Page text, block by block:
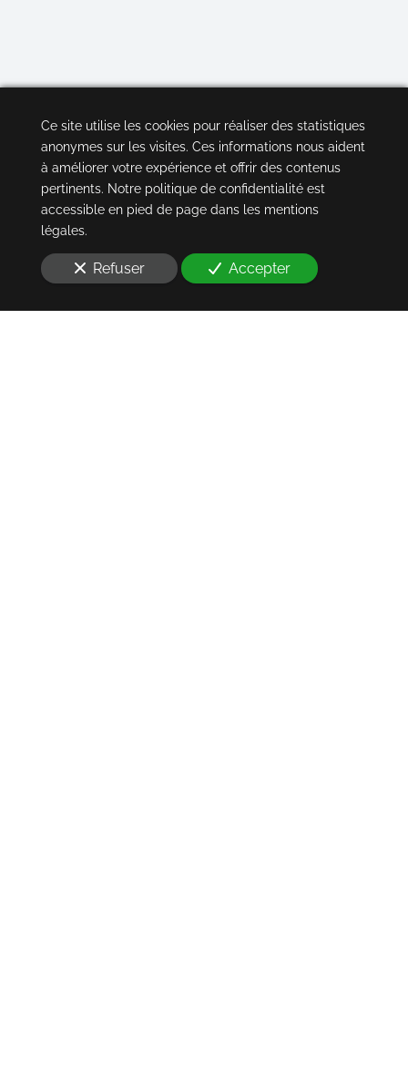
Ce site utilise les cookies pour réaliser des statistiques
anonymes sur les visites. Ces informations nous aident
à améliorer votre expérience et offrir des contenus
pertinents. Notre politique de confidentialité est
accessible en pied de page dans les mentions
légales.
Refuser Accepter